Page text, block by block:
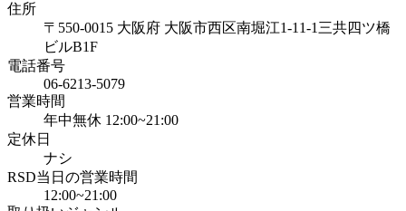
住所
〒550-0015 大阪府 大阪市西区南堀江1-11-1三共四ツ橋
ビルB1F
電話番号
06-6213-5079
営業時間
年中無休 12:00~21:00
定休日
ナシ
RSD当日の営業時間
12:00~21:00